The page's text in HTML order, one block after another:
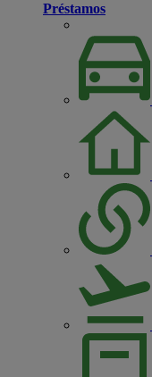
Préstamos